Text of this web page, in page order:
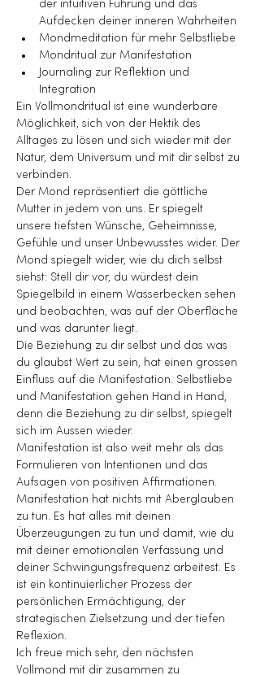
der intuitiven Führung und das
Aufdecken deiner inneren Wahrheiten
Mondmeditation für mehr Selbstliebe
Mondritual zur Manifestation
Journaling zur Reflektion und
Integration
Ein Vollmondritual ist eine wunderbare
Möglichkeit, sich von der Hektik des
Alltages zu lösen und sich wieder mit der
Natur, dem Universum und mit dir selbst zu
verbinden.
Der Mond repräsentiert die göttliche
Mutter in jedem von uns. Er spiegelt
unsere tiefsten Wünsche, Geheimnisse,
Gefühle und unser Unbewusstes wider. Der
Mond spiegelt wider, wie du dich selbst
siehst: Stell dir vor, du würdest dein
Spiegelbild in einem Wasserbecken sehen
und beobachten, was auf der Oberfläche
und was darunter liegt.
Die Beziehung zu dir selbst und das was
du glaubst Wert zu sein, hat einen grossen
Einfluss auf die Manifestation. Selbstliebe
und Manifestation gehen Hand in Hand,
denn die Beziehung zu dir selbst, spiegelt
sich im Aussen wieder.
Manifestation ist also weit mehr als das
Formulieren von Intentionen und das
Aufsagen von positiven Affirmationen.
Manifestation hat nichts mit Aberglauben
zu tun. Es hat alles mit deinen
Überzeugungen zu tun und damit, wie du
mit deiner emotionalen Verfassung und
deiner Schwingungsfrequenz arbeitest. Es
ist ein kontinuierlicher Prozess der
persönlichen Ermächtigung, der
strategischen Zielsetzung und der tiefen
Reflexion.
Ich freue mich sehr, den nächsten
Vollmond mit dir zusammen zu